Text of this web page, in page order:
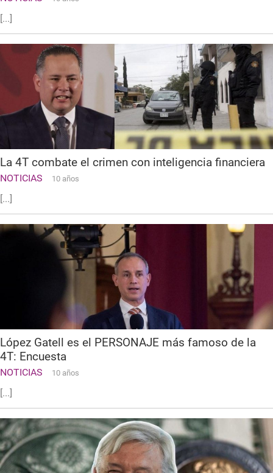
[...]
La 4T combate el crimen con inteligencia financiera
NOTICIAS 10 años
[...]
López Gatell es el PERSONAJE más famoso de la
4T: Encuesta
NOTICIAS 10 años
[...]